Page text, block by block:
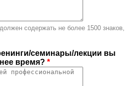
содержать не более 1500 знаков,
семинары/лекции вы
время? *